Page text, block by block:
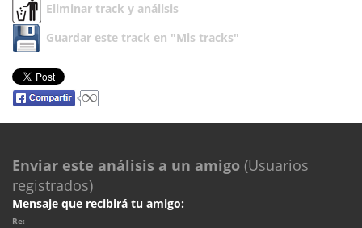
Eliminar track y análisis
Guardar este track en "Mis tracks"
Enviar este análisis a un amigo (Usuarios
registrados)
Mensaje que recibirá tu amigo:
Re: